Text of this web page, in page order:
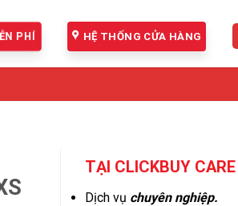
PHÍ HỆ THỐNG CỬA HÀNG
TẠI CLICKBUY CARE
Dịch vụ chuyên nghiệp.